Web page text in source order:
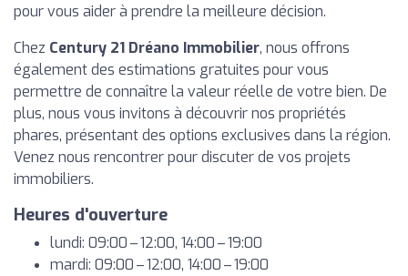
pour vous aider à prendre la meilleure décision.
Chez Century 21 Dréano Immobilier, nous offrons
également des estimations gratuites pour vous
permettre de connaître la valeur réelle de votre bien. De
plus, nous vous invitons à découvrir nos propriétés
phares, présentant des options exclusives dans la région.
Venez nous rencontrer pour discuter de vos projets
immobiliers.
Heures d'ouverture
lundi: 09:00 – 12:00, 14:00 – 19:00
mardi: 09:00 – 12:00, 14:00 – 19:00